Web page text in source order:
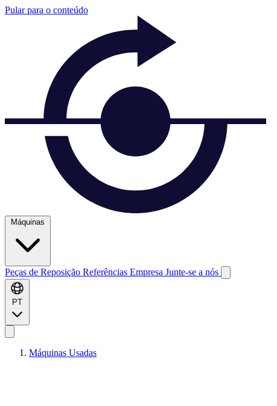
Pular para o conteúdo
Máquinas
Peças de Reposição Referências Empresa Junte-se a nós
PT
Máquinas Usadas